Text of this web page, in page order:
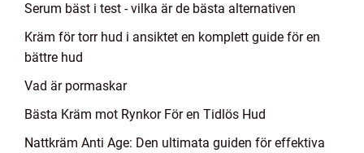
Serum bäst i test - vilka är de bästa alternativen
Kräm för torr hud i ansiktet en komplett guide för en
bättre hud
Vad är pormaskar
Bästa Kräm mot Rynkor För en Tidlös Hud
Nattkräm Anti Age: Den ultimata guiden för effektiva